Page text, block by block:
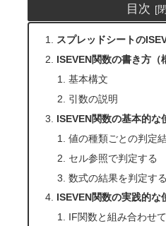
目次
スプレッドシートの
ISEVEN関数の書き方（
基本構文
引数の説明
ISEVEN関数の基本的な
値の種類ごとの判定
セル参照で判定する
数式の結果を判定する
ISEVEN関数の実践的な
IF関数と組み合わせ